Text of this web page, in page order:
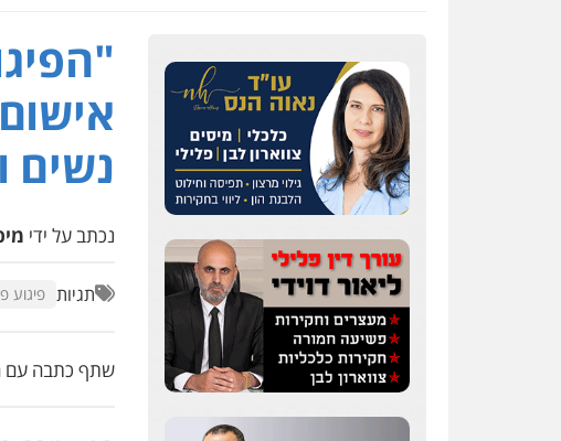
נשים
נכתב על ידי
תגיות פיגוע
שתף כתבה עם